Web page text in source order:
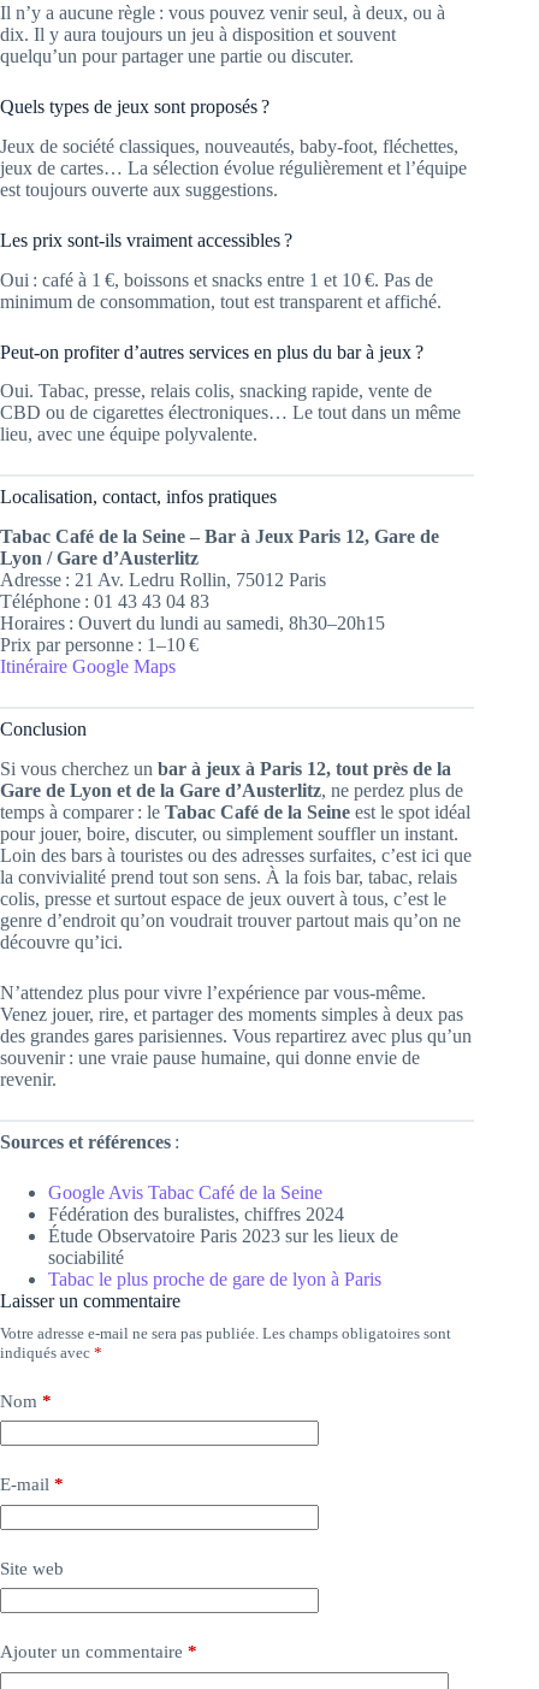
Il n’y a aucune règle : vous pouvez venir seul, à deux, ou à
dix. Il y aura toujours un jeu à disposition et souvent
quelqu’un pour partager une partie ou discuter.
Quels types de jeux sont proposés ?
Jeux de société classiques, nouveautés, baby-foot, fléchettes,
jeux de cartes… La sélection évolue régulièrement et l’équipe
est toujours ouverte aux suggestions.
Les prix sont-ils vraiment accessibles ?
Oui : café à 1 €, boissons et snacks entre 1 et 10 €. Pas de
minimum de consommation, tout est transparent et affiché.
Peut-on profiter d’autres services en plus du bar à jeux ?
Oui. Tabac, presse, relais colis, snacking rapide, vente de
CBD ou de cigarettes électroniques… Le tout dans un même
lieu, avec une équipe polyvalente.
Localisation, contact, infos pratiques
Tabac Café de la Seine – Bar à Jeux Paris 12, Gare de
Lyon / Gare d’Austerlitz
Adresse : 21 Av. Ledru Rollin, 75012 Paris
Téléphone : 01 43 43 04 83
Horaires : Ouvert du lundi au samedi, 8h30–20h15
Prix par personne : 1–10 €
Itinéraire Google Maps
Conclusion
Si vous cherchez un bar à jeux à Paris 12, tout près de la
Gare de Lyon et de la Gare d’Austerlitz, ne perdez plus de
temps à comparer : le Tabac Café de la Seine est le spot idéal
pour jouer, boire, discuter, ou simplement souffler un instant.
Loin des bars à touristes ou des adresses surfaites, c’est ici que
la convivialité prend tout son sens. À la fois bar, tabac, relais
colis, presse et surtout espace de jeux ouvert à tous, c’est le
genre d’endroit qu’on voudrait trouver partout mais qu’on ne
découvre qu’ici.
N’attendez plus pour vivre l’expérience par vous-même.
Venez jouer, rire, et partager des moments simples à deux pas
des grandes gares parisiennes. Vous repartirez avec plus qu’un
souvenir : une vraie pause humaine, qui donne envie de
revenir.
Sources et références :
Google Avis Tabac Café de la Seine
Fédération des buralistes, chiffres 2024
Étude Observatoire Paris 2023 sur les lieux de
sociabilité
Tabac le plus proche de gare de lyon à Paris
Laisser un commentaire
Votre adresse e-mail ne sera pas publiée. Les champs obligatoires sont
indiqués avec *
Nom *
E-mail *
Site web
Ajouter un commentaire *